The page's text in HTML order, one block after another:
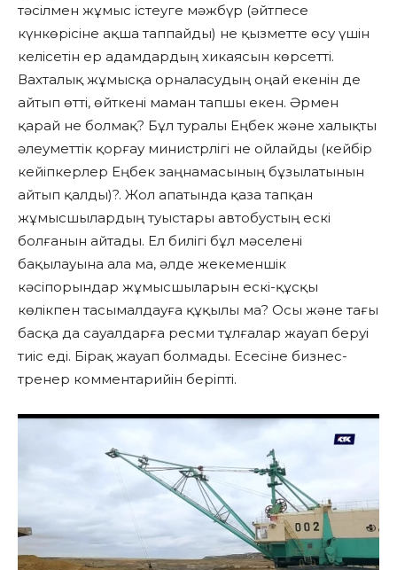
тәсілмен жұмыс істеуге мәжбүр (әйтпесе
күнкөрісіне ақша таппайды) не қызметте өсу үшін
келісетін ер адамдардың хикаясын көрсетті.
Вахталық жұмысқа орналасудың оңай екенін де
айтып өтті, өйткені маман тапшы екен. Әрмен
қарай не болмақ? Бұл туралы Еңбек және халықты
әлеуметтік қорғау министрлігі не ойлайды (кейбір
кейіпкерлер Еңбек заңнамасының бұзылатынын
айтып қалды)?. Жол апатында қаза тапқан
жұмысшылардың туыстары автобустың ескі
болғанын айтады. Ел билігі бұл мәселені
бақылауына ала ма, әлде жекеменшік
кәсіпорындар жұмысшыларын ескі-құсқы
көлікпен тасымалдауға құқылы ма? Осы және тағы
басқа да сауалдарға ресми тұлғалар жауап беруі
тиіс еді. Бірақ жауап болмады. Есесіне бизнес-
тренер комментарийін беріпті.